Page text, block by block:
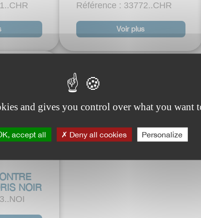
Référence : 33772..CHR
Voir plus
NOIR
and gives you control over what you want
accept all Deny all cookies Personalize